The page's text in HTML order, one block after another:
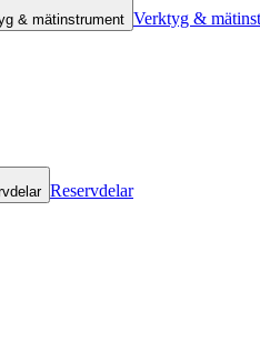
& mätinstrument Verktyg &
Reservdelar